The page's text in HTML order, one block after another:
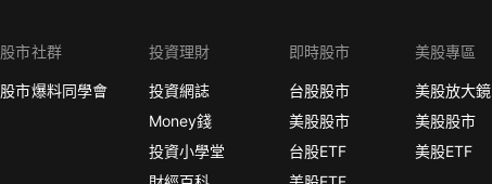
股市社群
股市爆料同學會
投資理財
投資網誌
Money錢
投資小學堂
即時股市
台股股市
美股股市
台股ETF
美股專區
美股放大鏡
美股股市
美股ETF